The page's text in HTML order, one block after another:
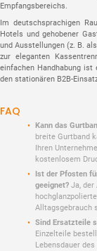
Empfangsbereichs.
Im deutschsprachigen
Hotels und gehobener
und Ausstellungen (z. B.
zur eleganten
einfachen Handhabung
den stationären B2B-
FAQ
Kann das
breite Gurtband
Ihren
kostenlosem
Ist der Pfosten
geeignet? Ja, der
Alltagsgebrauch
Sind Ersatzteile
Einzelteile
Lebensdauer